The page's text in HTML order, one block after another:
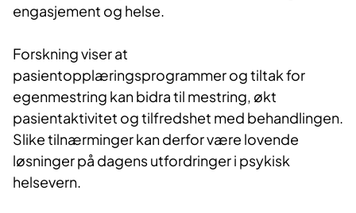
engasjement og helse.
Forskning viser at
pasientopplæringsprogrammer og tiltak for
egenmestring kan bidra til mestring, økt
pasientaktivitet og tilfredshet med behandlingen.
Slike tilnærminger kan derfor være lovende
løsninger på dagens utfordringer i psykisk
helsevern.